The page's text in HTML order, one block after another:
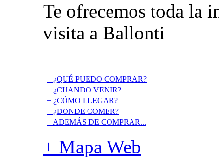
Te ofrecemos toda la
visita a Ballonti
+ ¿QUÉ PUEDO COMPRAR?
+ ¿CUANDO VENIR?
+ ¿CÓMO LLEGAR?
+ ¿DONDE COMER?
+ ADEMÁS DE COMPRAR...
+ Mapa Web